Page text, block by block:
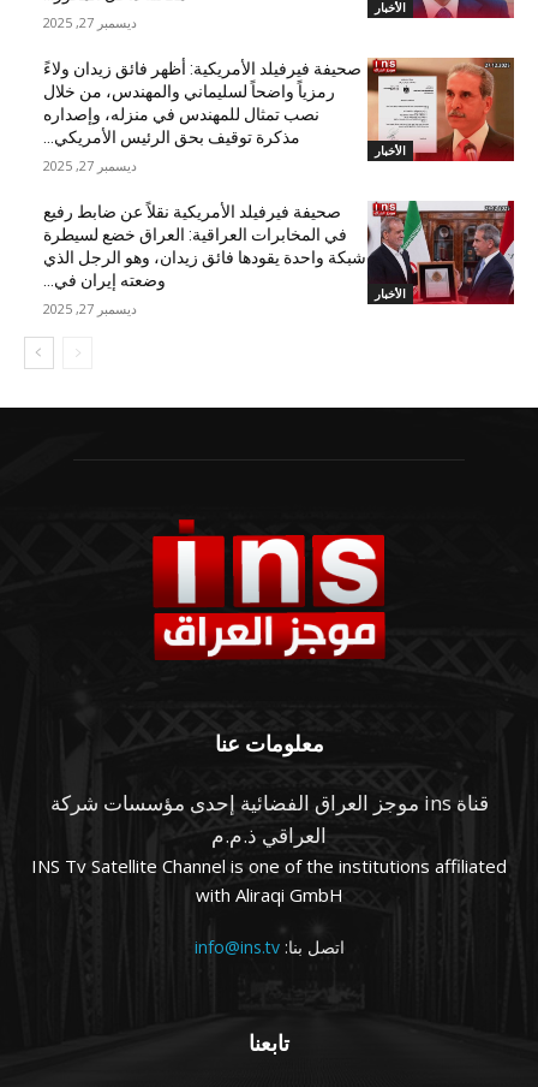
الأخبار
ديسمبر 27, 2025
الأخبار
صحيفة فيرفيلد الأمريكية: أظهر فائق زيدان ولاءً
رمزياً واضحاً لسليماني والمهندس، من خلال
نصب تمثال للمهندس في منزله، وإصداره
مذكرة توقيف بحق الرئيس الأمريكي...
ديسمبر 27, 2025
الأخبار
صحيفة فيرفيلد الأمريكية نقلاً عن ضابط رفيع
في المخابرات العراقية: العراق خضع لسيطرة
شبكة واحدة يقودها فائق زيدان، وهو الرجل الذي
وضعته إيران في...
ديسمبر 27, 2025
معلومات عنا
قناة ins موجز العراق الفضائية إحدى مؤسسات شركة
العراقي ذ.م.م
INS Tv Satellite Channel is one of the institutions affiliated
with Aliraqi GmbH
اتصل بنا:info@ins.tv
تابعنا